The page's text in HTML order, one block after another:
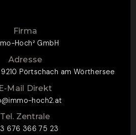
Firma
Hoch² GmbH
Adresse
Pörtschach am Wörthersee
E-Mail Direkt
hoch2.at
Tel. Zentrale
676 366 75 23